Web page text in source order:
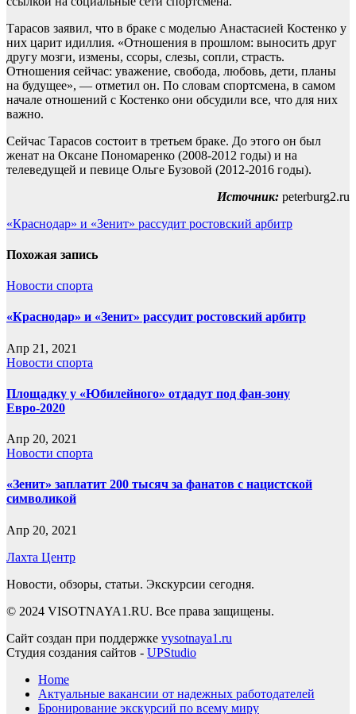
Тарасов заявил, что в браке с моделью Анастасией Костенко у
них царит идиллия. «Отношения в прошлом: выносить друг
другу мозги, измены, ссоры, слезы, сопли, страсть.
Отношения сейчас: уважение, свобода, любовь, дети, планы
на будущее», — отметил он. По словам спортсмена, в самом
начале отношений с Костенко они обсудили все, что для них
важно.
Сейчас Тарасов состоит в третьем браке. До этого он был
женат на Оксане Пономаренко (2008-2012 годы) и на
телеведущей и певице Ольге Бузовой (2012-2016 годы).
Источник: peterburg2.ru
Навигация
по
«Краснодар» и «Зенит» рассудит ростовский арбитр
Похожая запись
Новости спорта
«Краснодар» и «Зенит» рассудит ростовский арбитр
Апр 21, 2021
Новости спорта
Площадку у «Юбилейного» отдадут под фан-зону
Евро-2020
Апр 20, 2021
Новости спорта
«Зенит» заплатит 200 тысяч за фанатов с нацистской
символикой
Апр 20, 2021
Лахта Центр
Новости, обзоры, статьи. Экскурсии сегодня.
© 2024 VISOTNAYA1.RU. Все права защищены.
Сайт создан при поддержке vysotnaya1.ru
Студия создания сайтов - UPStudio
Home
Актуальные вакансии от надежных работодателей
Бронирование экскурсий по всему миру